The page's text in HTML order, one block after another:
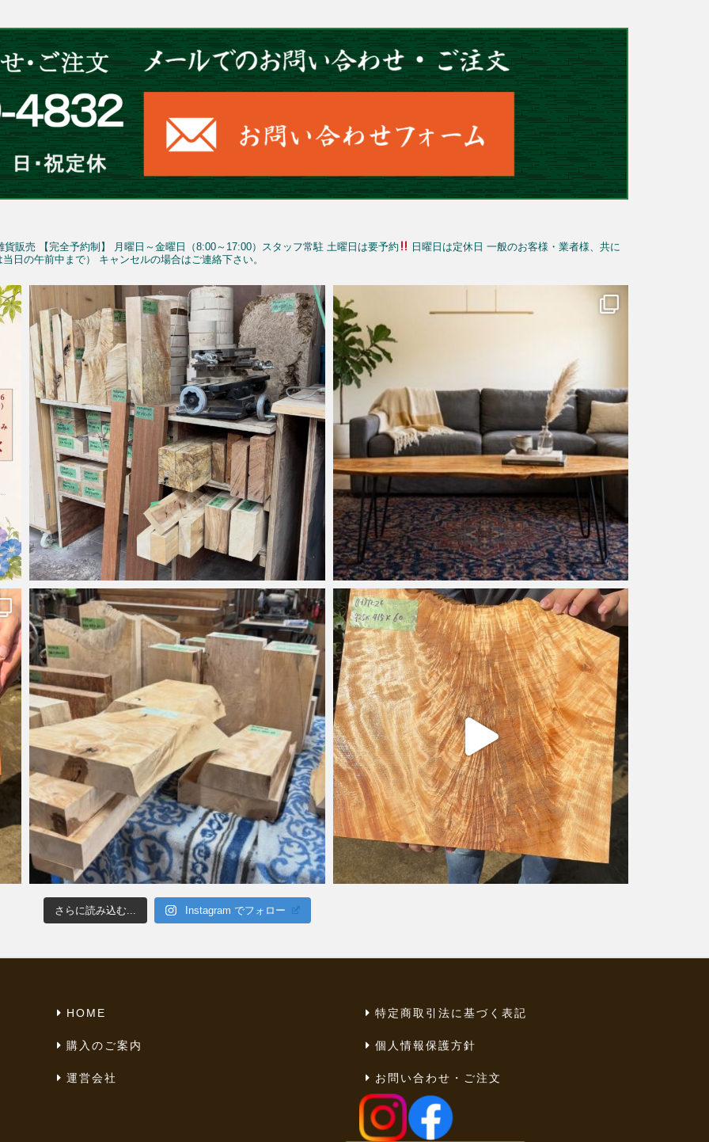
貨販売 【完全予約制】 月曜日～金曜日（8:00～17:00）スタッフ常駐 土曜日は要予約 日曜日は定休日 一般のお客様・業者様、共に
日の午前中まで）
キャンセルの場合はご連絡下さい。
さらに読み込む... Instagram でフォロー
HOME
購入のご案内
運営会社
特定商取引法に基づく表記
個人情報保護方針
お問い合わせ・ご注文